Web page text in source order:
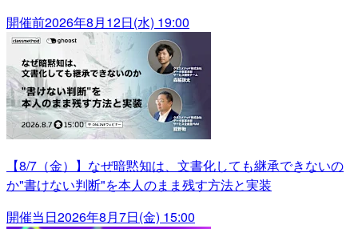
開催前2026年8月12日(水) 19:00
【8/7（金）】なぜ暗黙知は、文書化しても継承できないの
か"書けない判断"を本人のまま残す方法と実装
開催当日2026年8月7日(金) 15:00